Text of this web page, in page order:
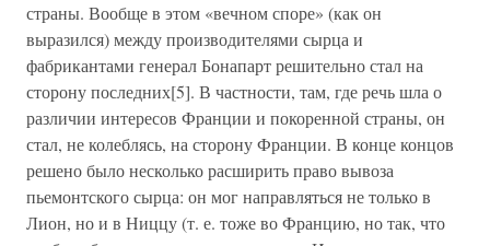
страны. Вообще в этом «вечном споре» (как он
выразился) между производителями сырца и
фабрикантами генерал Бонапарт решительно стал на
сторону последних[5]. В частности, там, где речь шла о
различии интересов Франции и покоренной страны, он
стал, не колеблясь, на сторону Франции. В конце концов
решено было несколько расширить право вывоза
пьемонтского сырца: он мог направляться не только в
Лион, но и в Ниццу (т. е. тоже во Францию, но так, что